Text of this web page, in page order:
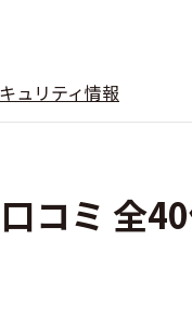
ュリティ情報
コミ 全